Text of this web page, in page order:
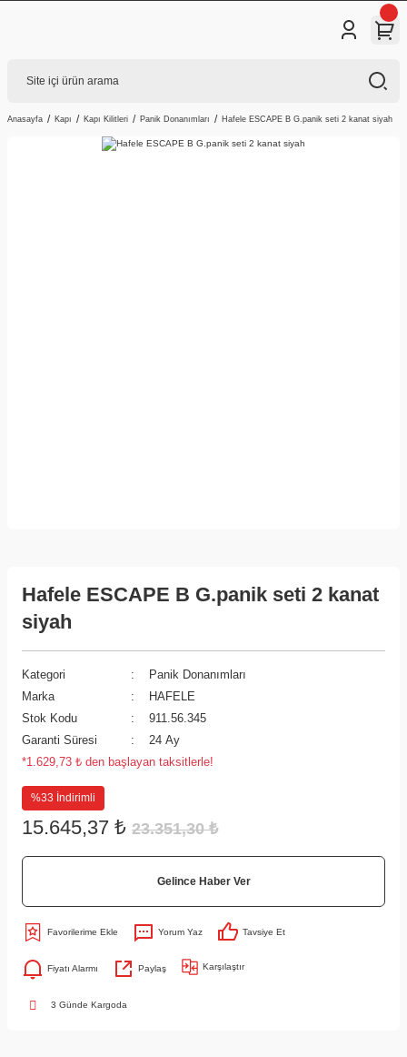
Anasayfa Kapı Kapı Kilitleri Panik Donanımları Hafele ESCAPE B G.panik seti 2 kanat siyah
Hafele ESCAPE B G.panik seti 2 kanat
siyah
Kategori
Panik Donanımları
Marka
HAFELE
Stok Kodu
911.56.345
Garanti Süresi
24 Ay
*1.629,73 ₺ den başlayan taksitlerle!
%33 İndirimli
15.645,37 ₺ 23.351,30 ₺
Gelince Haber Ver
Yorum Yaz Tavsiye Et
Fiyatı Alarmı Paylaş Karşılaştır
3 Günde Kargoda